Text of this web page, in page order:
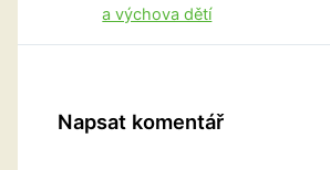
a výchova dětí
Napsat komentář